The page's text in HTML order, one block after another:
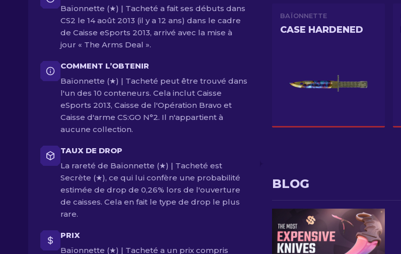
Baïonnette (★) | Tacheté a fait ses débuts dans
CS2 le 14 août 2013 (il y a 12 ans) dans le cadre
de Caisse eSports 2013, arrivé avec la mise à
jour « The Arms Deal ».
COMMENT L’OBTENIR
Baïonnette (★) | Tacheté peut être trouvé dans
l'un des 10 conteneurs. Cela inclut Caisse
eSports 2013, Caisse de l'Opération Bravo et
Caisse d'arme CS:GO N°2. Il n'appartient à
aucune collection.
TAUX DE DROP
La rareté de Baïonnette (★) | Tacheté est
Secrète (★), ce qui lui confère une probabilité
estimée de drop de 0,26% lors de l'ouverture
de caisses. Cela en fait le type de drop le plus
rare.
PRIX
Baïonnette (★) | Tacheté a un prix compris
BAÏONNETTE
CASE HARDENED
BLOG